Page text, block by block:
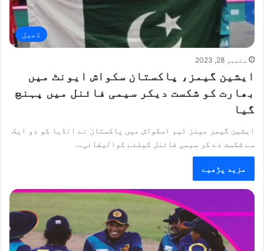
کھیل
ستمبر 28, 2023
ایشین گیمز، پاکستان سکواش ایونٹ میں
بھارت کو شکست دیکر سیمی فائنل میں پہنچ
گیا
ایشین گیمز مینز ٹیم اسکواش میں پاکستان نے انڈیا کو دو ایک
سے شکست دے کر سیمی فائنل کیلئے کوالیفائی…
مزید پڑھیے